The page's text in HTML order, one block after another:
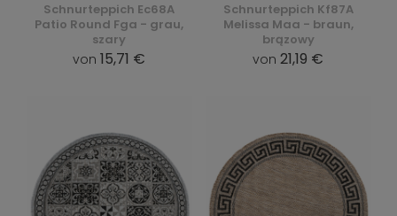
Schnurteppich Ec68A
Patio Round Fga - grau,
szary
von 15,71 €
Schnurteppich Kf87A
Melissa Maa - braun,
brązowy
von 21,19 €